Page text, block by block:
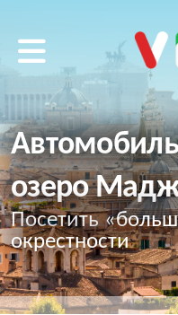
VIVO
озеро
Посетить
окрестности